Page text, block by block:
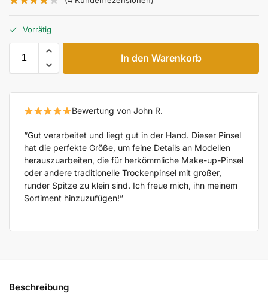
Vorrätig
In den Warenkorb
Bewertung von John R.
“Gut verarbeitet und liegt gut in der Hand. Dieser Pinsel
hat die perfekte Größe, um feine Details an Modellen
herauszuarbeiten, die für herkömmliche Make-up-Pinsel
oder andere traditionelle Trockenpinsel mit großer,
runder Spitze zu klein sind. Ich freue mich, ihn meinem
Sortiment hinzuzufügen!”
Beschreibung